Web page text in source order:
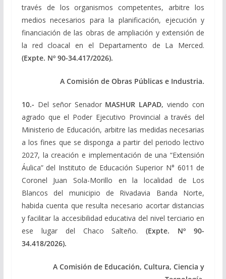
través de los organismos competentes, arbitre los
medios necesarios para la planificación, ejecución y
financiación de las obras de ampliación y extensión de
la red cloacal en el Departamento de La Merced.
(Expte. Nº 90-34.417/2026).
A Comisión de Obras Públicas e Industria.
10.- Del señor Senador MASHUR LAPAD,viendo con
agrado que el Poder Ejecutivo Provincial a través del
Ministerio de Educación, arbitre las medidas necesarias
a los fines que se disponga a partir del periodo lectivo
2027, la creación e implementación de una “Extensión
Áulica” del Instituto de Educación Superior N° 6011 de
Coronel Juan Sola-Morillo en la localidad de Los
Blancos del municipio de Rivadavia Banda Norte,
habida cuenta que resulta necesario acortar distancias
y facilitar la accesibilidad educativa del nivel terciario en
ese lugar del Chaco Salteño.(Expte. Nº 90-
34.418/2026).
A Comisión de Educación, Cultura, Ciencia y